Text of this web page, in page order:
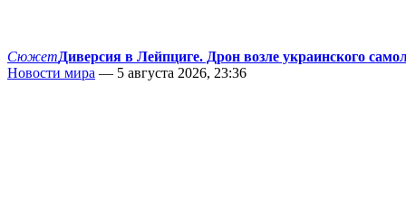
СюжетДиверсия в Лейпциге. Дрон возле украинского
Новости мира — 5 августа 2026, 23:36